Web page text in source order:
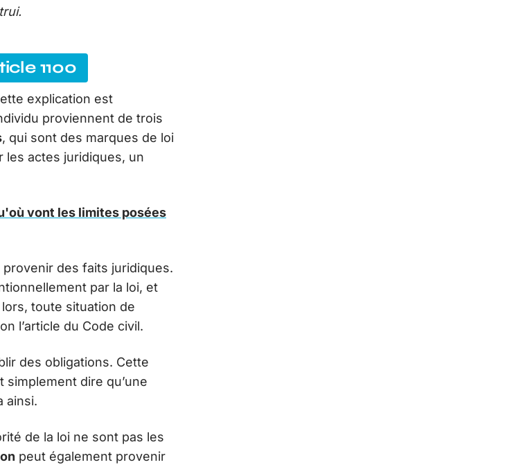
1100
explication est
proviennent de trois
, qui sont des marques de loi
les actes juridiques, un
vont les limites posées
provenir des faits juridiques.
par la loi, et
toute situation de
l’article du Code civil.
des obligations. Cette
dire qu’une
ainsi.
de la loi ne sont pas les
peut également provenir